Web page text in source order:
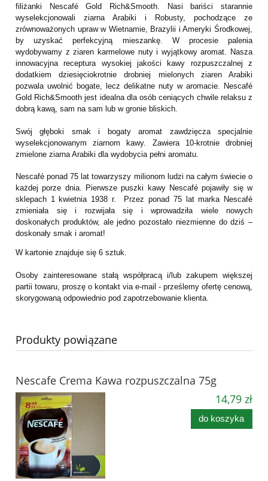
filiżanki Nescafé Gold Rich&Smooth. Nasi bariści starannie
wyselekcjonowali ziarna Arabiki i Robusty, pochodzące ze
zrównoważonych upraw w Wietnamie, Brazylii i Ameryki Środkowej,
by uzyskać perfekcyjną mieszankę. W procesie palenia
wydobywamy z ziaren karmelowe nuty i wyjątkowy aromat. Nasza
innowacyjna receptura wysokiej jakości kawy rozpuszczalnej z
dodatkiem dziesięciokrotnie drobniej mielonych ziaren Arabiki
pozwala uwolnić bogate, lecz delikatne nuty w aromacie. Nescafé
Gold Rich&Smooth jest idealna dla osób ceniących chwile relaksu z
dobrą kawą, sam na sam lub w gronie bliskich.
Swój głęboki smak i bogaty aromat zawdzięcza specjalnie
wyselekcjonowanym ziarnom kawy. Zawiera 10-krotnie drobniej
zmielone ziarna Arabiki dla wydobycia pełni aromatu.
Nescafé ponad 75 lat towarzyszy milionom ludzi na całym świecie o
każdej porze dnia. Pierwsze puszki kawy Nescafé pojawiły się w
sklepach 1 kwietnia 1938 r. Przez ponad 75 lat marka Nescafé
zmieniała się i rozwijała się i wprowadziła wiele nowych
doskonałych produktów, ale jedno pozostało niezmienne do dziś –
doskonały smak i aromat!
W kartonie znajduje się 6 sztuk.
Osoby zainteresowane stałą współpracą i/lub zakupem większej
partii towaru, proszę o kontakt via e-mail - prześlemy ofertę cenową,
skorygowaną odpowiednio pod zapotrzebowanie klienta.
Produkty powiązane
Nescafe Crema Kawa rozpuszczalna 75g
14,79 zł
do koszyka